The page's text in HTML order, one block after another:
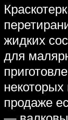
жидких
для
продаже